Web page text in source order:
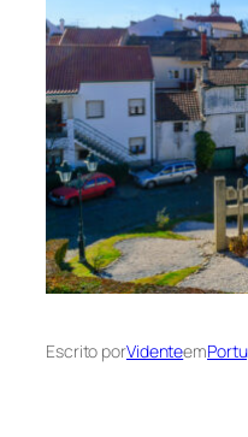
Escrito porVidenteem